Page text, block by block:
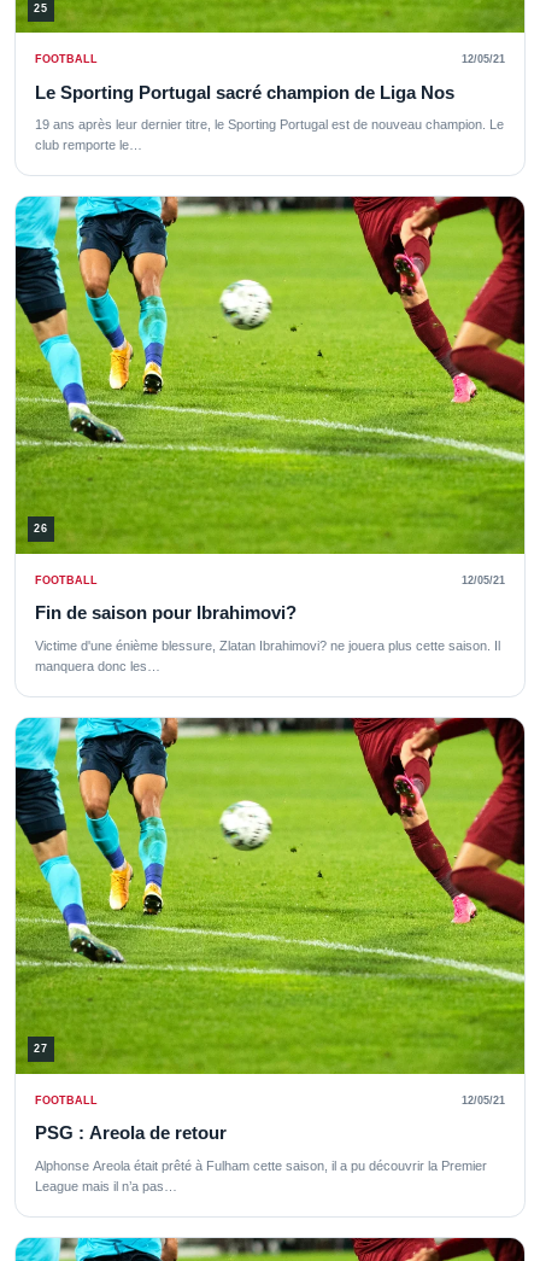
25
FOOTBALL 12/05/21
Le Sporting Portugal sacré champion de Liga Nos
19 ans après leur dernier titre, le Sporting Portugal est de nouveau champion. Le
club remporte le…
26
FOOTBALL 12/05/21
Fin de saison pour Ibrahimovi?
Victime d'une énième blessure, Zlatan Ibrahimovi? ne jouera plus cette saison. Il
manquera donc les…
27
FOOTBALL 12/05/21
PSG : Areola de retour
Alphonse Areola était prêté à Fulham cette saison, il a pu découvrir la Premier
League mais il n’a pas…